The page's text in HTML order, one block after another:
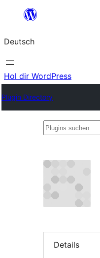
springen
Deutsch
Hol dir WordPress
Plugin Directory
Plugins
Details